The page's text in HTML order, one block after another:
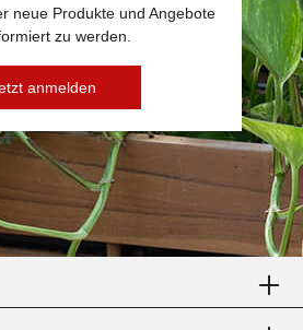
neue Produkte und Angebote
zu werden.
anmelden